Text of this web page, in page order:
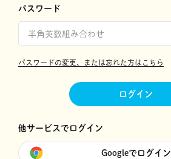
パスワード
パスワードの変更、または忘れた方はこちら
ログイン
他サービスでログイン
Googleでログイン